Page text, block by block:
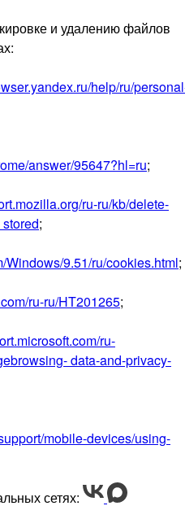
и удалению файлов
help/ru/
answer/95647?hl=ru;
ru-ru/kb/delete-
;
Windows/9.51/ru/cookies.html;
ru-ru/HT201265;
ru-
data-and-privacy-
mobile-devices/using-
сетях: